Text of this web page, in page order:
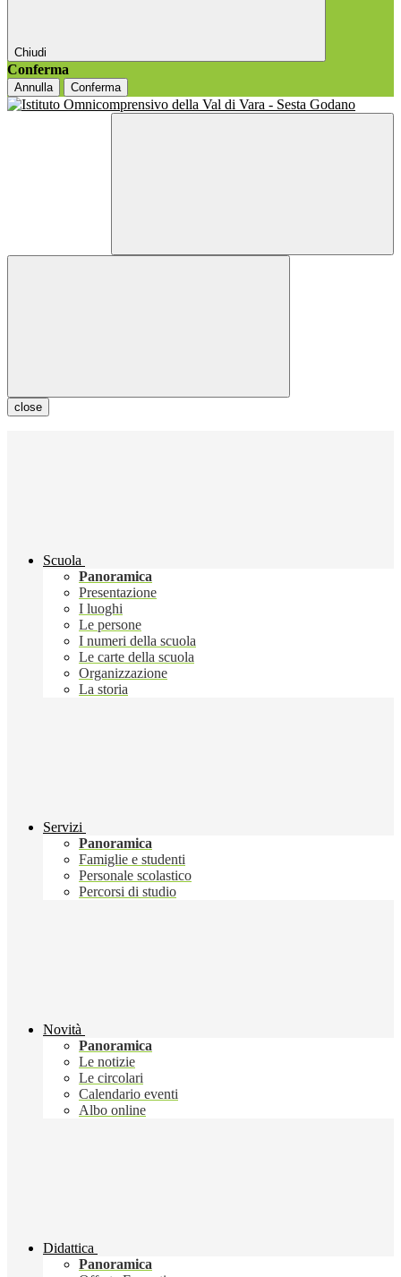
Chiudi
Conferma
Annulla Conferma
close
Scuola
Panoramica
Presentazione
I luoghi
Le persone
I numeri della scuola
Le carte della scuola
Organizzazione
La storia
Servizi
Panoramica
Famiglie e studenti
Personale scolastico
Percorsi di studio
Novità
Panoramica
Le notizie
Le circolari
Calendario eventi
Albo online
Didattica
Panoramica